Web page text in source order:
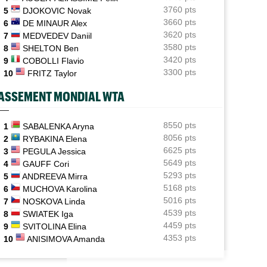
Tous les programmes et résultats du samedi 8 août
2026
11:48
Istanbul (CH)
Deux Français peuvent se retrouver en finale en
Turquie
Sabalenka, Swiatek, Pegula ce samedi : horaires et
diffusion TV
11:19
Grodzisk Mazowiecki (CH)
Mathys Erhard peut aller chercher sa plus belle finale
ATP - Montréal
Fils et Rinderknech ce samedi : horaires et diffusion TV
5
DJOKOVIC Novak
3760 pts
6
DE MINAUR Alex
3660 pts
7
MEDVEDEV Daniil
3620 pts
8
SHELTON Ben
3580 pts
9
COBOLLI Flavio
3420 pts
10
FRITZ Taylor 3300 pts
MONDIAL WTA
1 SABALENKA Aryna
8550 pts
2
RYBAKINA Elena
8056 pts
3
PEGULA Jessica
6625 pts
4
GAUFF Cori
5649 pts
5
ANDREEVA Mirra
5293 pts
6
MUCHOVA Karolina
5168 pts
7
NOSKOVA Linda
5016 pts
8
SWIATEK Iga
4539 pts
9
SVITOLINA Elina
4459 pts
10
ANISIMOVA Amanda 4353 pts